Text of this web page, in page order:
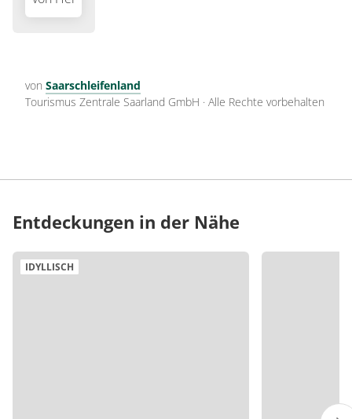
von Saarschleifenland
Tourismus Zentrale Saarland GmbH · Alle Rechte vorbehalten
Entdeckungen in der Nähe
IDYLLISCH